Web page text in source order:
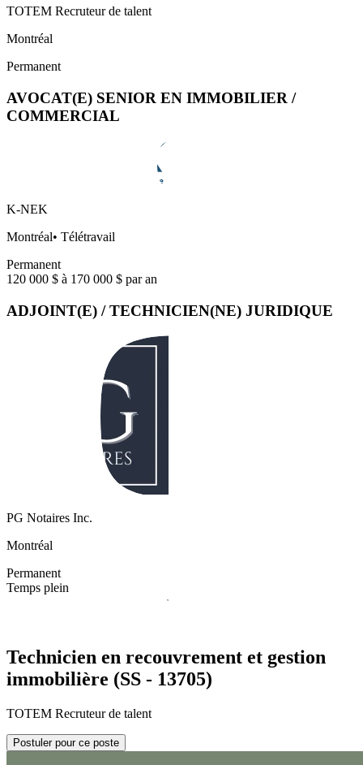
TOTEM Recruteur de talent
Montréal
Permanent
AVOCAT(E) SENIOR EN IMMOBILIER /
COMMERCIAL
K-NEK
Montréal• Télétravail
Permanent
120 000 $ à 170 000 $ par an
ADJOINT(E) / TECHNICIEN(NE) JURIDIQUE
PG Notaires Inc.
Montréal
Permanent
Temps plein
Technicien en recouvrement et gestion
immobilière (SS - 13705)
TOTEM Recruteur de talent
Postuler pour ce poste